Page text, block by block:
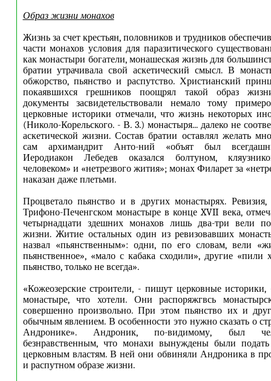
Образ жизни монахов
Жизнь за счет крестьян, половников и трудников
части монахов условия для паразитического
как монастыри богатели, монашеская жизнь для
братии утрачивала свой аскетический смысл. В
обжорство, пьянство и распутство. Христианский
покаявшихся грешников поощрял такой образ
документы засвидетельствовали немало тому
церковные историки отмечали, что жизнь некоторых
(Николо-Корельского. - В. 3.) монастыря... далеко не
аскетической жизни. Состав братии оставлял желать
сам архимандрит Анто-ний «объят был
Иеродиакон Лебедев оказался болтуном,
человеком» и «нетрезвого жития»; монах Филарет за
наказан даже плетьми.
Процветало пьянство и в других монастырях. Ревизия,
Трифоно-Печенгском монастыре в конце XVII века,
четырнадцати здешних монахов лишь два-три вели
жизни. Житие остальных один из ревизовавших
назвал «пьянственным»: одни, по его словам, вели
пьянственное», «мало с кабака сходили», другие «пили
пьянство, только не всегда».
«Кожеозерские строители, - пишут церковные
монастыре, что хотели. Они распоряжгвсь
совершенно произвольно. При этом пьянство их и
обычным явлением. В особенности это нужно сказать о
Андронике». Андроник, по-видимому, был
безнравственным, что монахи вынуждены были
церковным властям. В ней они обвиняли Андроника в
и распутном образе жизни.